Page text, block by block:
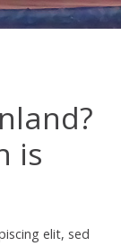
is
elit, sed